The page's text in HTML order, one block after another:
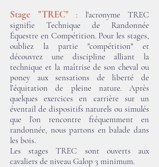
Stage "TREC": l'acronyme TREC
signifie Technique de Randonnée
Équestre en Compétition. Pour les stages,
oubliez la partie "compétition" et
découvrez une discipline alliant la
technique et la maîtrise de son cheval ou
poney aux sensations de liberté de
l’équitation de pleine nature. Après
quelques exercices en carrière sur un
éventail de dispositifs naturels ou simulés
que l’on rencontre fréquemment en
randonnée, nous partons en balade dans
les bois.
Les stages TREC sont ouverts aux
cavaliers de niveau Galop 3 minimum.